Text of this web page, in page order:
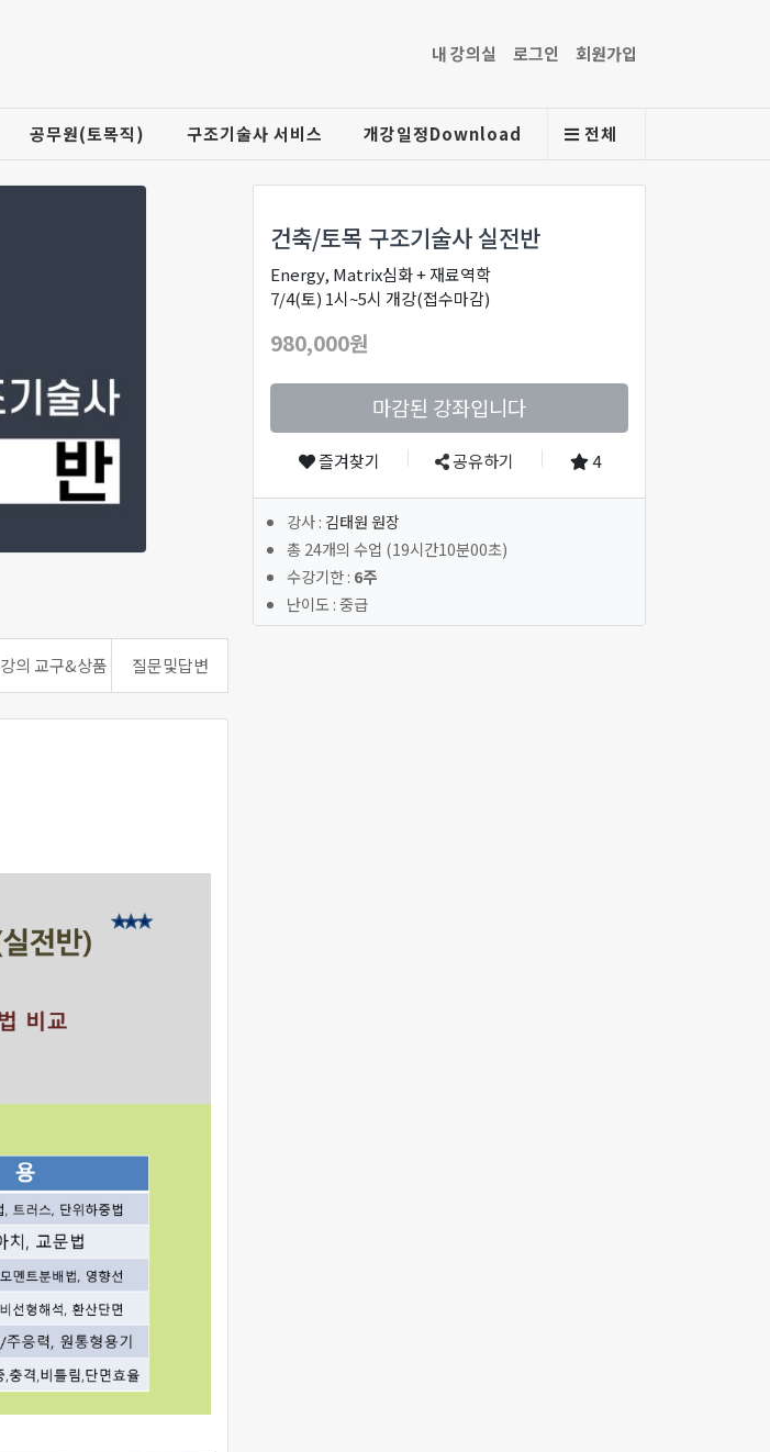
내 강의실 로그인 회원가입
공무원(토목직) 구조기술사 서비스 개강일정Download 전체
강의 교구&상품 질문및답변
건축/토목 구조기술사 실전반
Energy, Matrix심화 + 재료역학
7/4(토) 1시~5시 개강(접수마감)
980,000원
마감된 강좌입니다
즐겨찾기 공유하기 4
강사 : 김태원 원장
총 24개의 수업 (19시간10분00초)
수강기한 : 6주
난이도 : 중급